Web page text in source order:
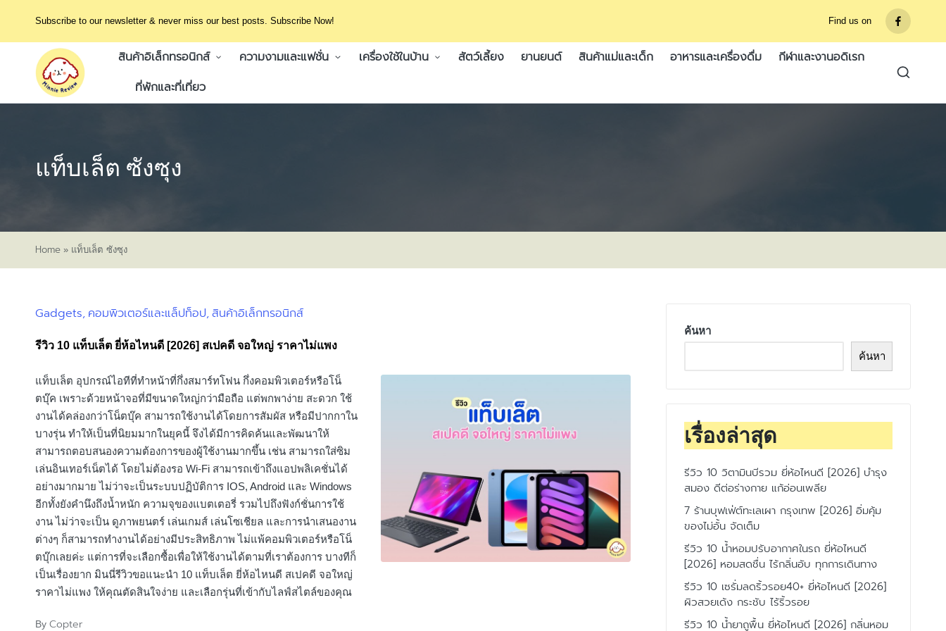
Subscribe to our newsletter & never miss our best posts. Subscribe Now! Find us on
รายการ
เมนู
สินค้าอิเล็กทรอนิกส์ ความงามและแฟชั่น เครื่องใช้ในบ้าน สัตว์เลี้ยง ยานยนต์ สินค้าแม่และเด็ก อาหารและเครื่องดื่ม
กีฬาและงานอดิเรก
ที่พักและที่เที่ยว
แท็บเล็ต ซังซุง
Home » แท็บเล็ต ซังซุง
Posted
Gadgets คอมพิวเตอร์และแล็ปท็อป สินค้าอิเล็กทรอนิกส์
รีวิว 10 แท็บเล็ต ยี่ห้อไหนดี [2026] สเปคดี จอใหญ่ ราคาไม่แพง
แท็บเล็ต อุปกรณ์ไอทีที่ทำหน้าที่กึ่งสมาร์ทโฟน กึ่งคอมพิวเตอร์หรือโน็
ตบุ๊ค เพราะด้วยหน้าจอที่มีขนาดใหญ่กว่ามือถือ แต่พกพาง่าย สะดวก ใช้
งานได้คล่องกว่าโน็ตบุ๊ค สามารถใช้งานได้โดยการสัมผัส หรือมีปากกาใน
บางรุ่น ทำให้เป็นที่นิยมมากในยุคนี้ จึงได้มีการคิดค้นและพัฒนาให้
สามารถตอบสนองความต้องการของผู้ใช้งานมากขึ้น เช่น สามารถใส่ซิม
เล่นอินเทอร์เน็ตได้ โดยไม่ต้องรอ Wi-Fi สามารถเข้าถึงแอปพลิเคชั่นได้
อย่างมากมาย ไม่ว่าจะเป็นระบบปฏิบัติการ IOS, Android และ Windows
อีกทั้งยังคำนึงถึงน้ำหนัก ความจุของแบตเตอรี่ รวมไปถึงฟังก์ชั่นการใช้
งาน ไม่ว่าจะเป็น ดูภาพยนตร์ เล่นเกมส์ เล่นโซเชียล และการนำเสนองาน
ต่างๆ ก็สามารถทำงานได้อย่างมีประสิทธิภาพ ไม่แพ้คอมพิวเตอร์หรือโน็
ตบุ๊กเลยค่ะ แต่การที่จะเลือกซื้อเพื่อให้ใช้งานได้ตามที่เราต้องการ บางทีก็
เป็นเรื่องยาก มินนี่รีวิวขอแนะนำ 10 แท็บเล็ต ยี่ห้อไหนดี สเปคดี จอใหญ่
ราคาไม่แพง ให้คุณตัดสินใจง่าย และเลือกรุ่นที่เข้ากับไลฟ์สไตล์ของคุณ
By Copter
ค้นหา
ค้นหา
เรื่องล่าสุด
รีวิว 10 วิตามินบีรวม ยี่ห้อไหนดี [2026] บำรุง
สมอง ดีต่อร่างกาย แก้อ่อนเพลีย
7 ร้านบุฟเฟ่ต์ทะเลเผา กรุงเทพ [2026] อิ่มคุ้ม
ของไม่อั้น จัดเต็ม
รีวิว 10 น้ำหอมปรับอากาศในรถ ยี่ห้อไหนดี
[2026] หอมสดชื่น ไร้กลิ่นอับ ทุกการเดินทาง
รีวิว 10 เซรั่มลดริ้วรอย40+ ยี่ห้อไหนดี [2026]
ผิวสวยเด้ง กระชับ ไร้ริ้วรอย
รีวิว 10 น้ำยาถูพื้น ยี่ห้อไหนดี [2026] กลิ่นหอม